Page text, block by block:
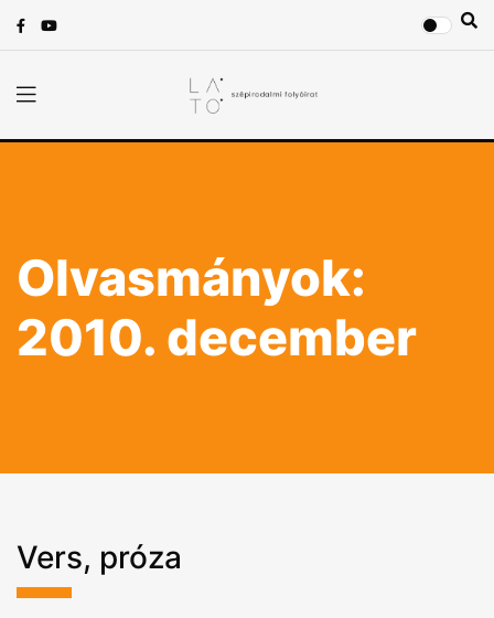
Olvasmányok:
2010. december
Vers, próza